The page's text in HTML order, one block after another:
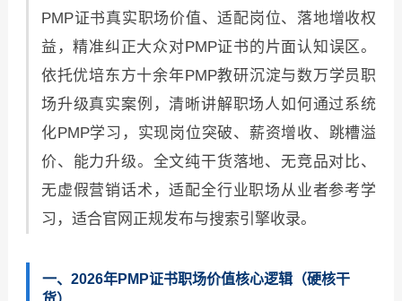
PMP证书真实职场价值、适配岗位、落地增收权
益，精准纠正大众对PMP证书的片面认知误区。
依托优培东方十余年PMP教研沉淀与数万学员职
场升级真实案例，清晰讲解职场人如何通过系统
化PMP学习，实现岗位突破、薪资增收、跳槽溢
价、能力升级。全文纯干货落地、无竞品对比、
无虚假营销话术，适配全行业职场从业者参考学
习，适合官网正规发布与搜索引擎收录。
一、2026年PMP证书职场价值核心逻辑（硬核干